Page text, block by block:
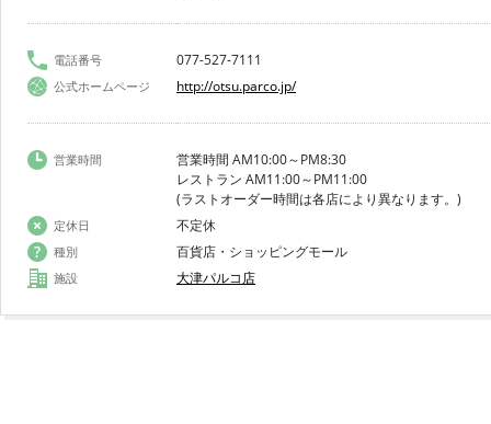
電話番号 077-527-7111
公式ホームページ http://otsu.parco.jp/
営業時間
営業時間 AM10:00～PM8:30
レストラン AM11:00～PM11:00
(ラストオーダー時間は各店により異なります。)
定休日 不定休
種別 百貨店・ショッピングモール
施設 大津パルコ店